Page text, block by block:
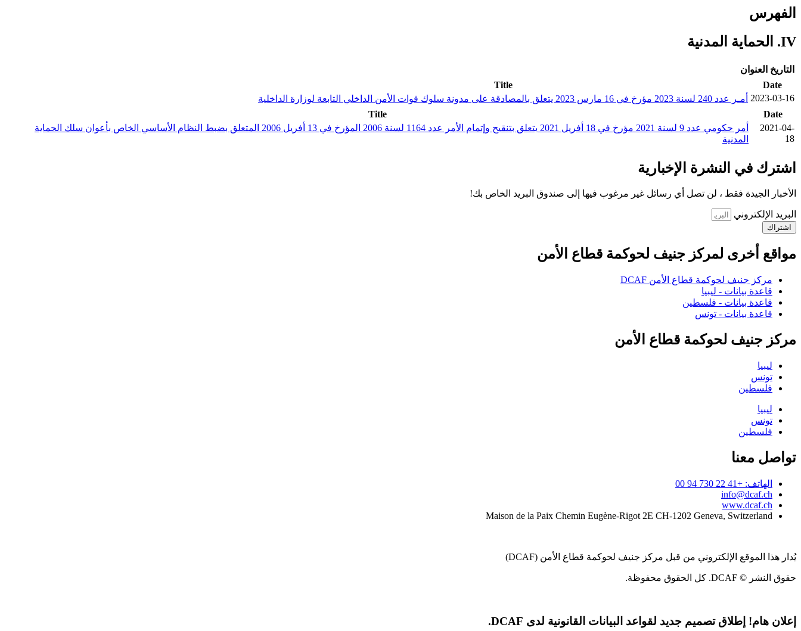
الفهرس
IV. الحماية المدنية
التاريخ العنوان
Date
Title
2023-03-16 أمـر عدد 240 لسنة 2023 مؤرخ في 16 مارس 2023 يتعلق بالمصادقة على مدونة سلوك قوات الأمن الداخلي التابعة لوزارة الداخلية
Date
Title
2021-04-
18
أمر حكومي عدد 9 لسنة 2021 مؤرخ في 18 أفريل 2021 يتعلق بتنقيح وإتمام الأمر عدد 1164 لسنة 2006 المؤرخ في 13 أفريل 2006 المتعلق بضبط النظام الأساسي الخاص بأعوان سلك الحماية
المدنية
اشترك في النشرة الإخبارية
الأخبار الجيدة فقط ، لن تصل أي رسائل غير مرغوب فيها إلى صندوق البريد الخاص بك!
البريد الإلكتروني
اشتراك
مواقع أخرى لمركز جنيف لحوكمة قطاع الأمن
مركز جنيف لحوكمة قطاع الأمن DCAF
قاعدة بيانات - ليبيا
قاعدة بيانات - فلسطين
قاعدة بيانات - تونس
مركز جنيف لحوكمة قطاع الأمن
ليبيا
تونس
فلسطين
ليبيا
تونس
فلسطين
تواصل معنا
الهاتف: +41 22 730 94 00
info@dcaf.ch
www.dcaf.ch
Maison de la Paix Chemin Eugène-Rigot 2E CH-1202 Geneva, Switzerland
يُدار هذا الموقع الإلكتروني من قبل مركز جنيف لحوكمة قطاع الأمن (DCAF)
حقوق النشر © DCAF. كل الحقوق محفوظة.
إعلان هام! إطلاق تصميم جديد لقواعد البيانات القانونية لدى DCAF.